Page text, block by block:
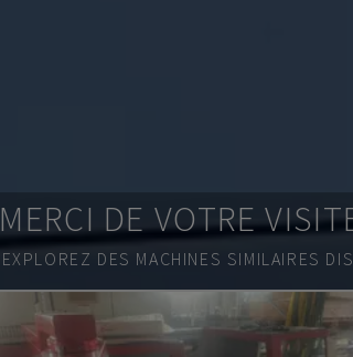
MERCI DE VOTRE
EXPLOREZ DES MACHINES SIMILAIRES